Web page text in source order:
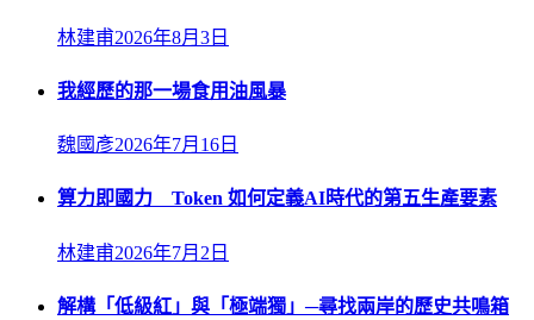
林建甫2026年8月3日
我經歷的那一場食用油風暴
魏國彥2026年7月16日
算力即國力 Token 如何定義AI時代的第五生產要素
林建甫2026年7月2日
解構「低級紅」與「極端獨」─尋找兩岸的歷史共鳴箱